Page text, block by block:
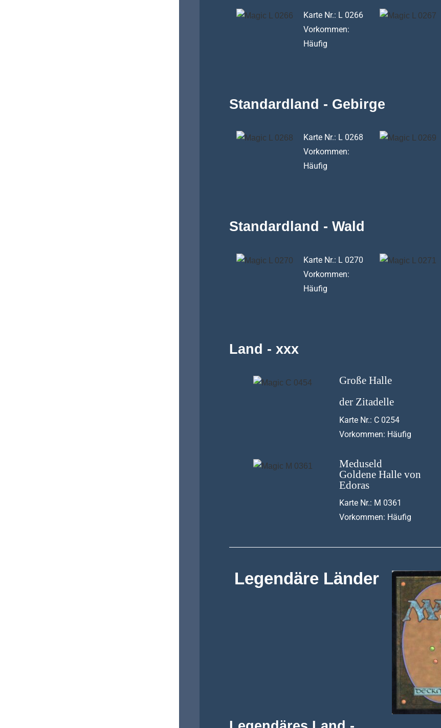
Karte Nr.: L 0266
Vorkommen:
Häufig
Standardland - Gebirge
Karte Nr.: L 0268
Vorkommen:
Häufig
Standardland - Wald
Karte Nr.: L 0270
Vorkommen:
Häufig
Land - xxx
Große Halle
der Zitadelle
Karte Nr.: C 0254
Vorkommen: Häufig
Meduseld
Goldene Halle von
Edoras
Karte Nr.: M 0361
Vorkommen: Häufig
Legendäre Länder